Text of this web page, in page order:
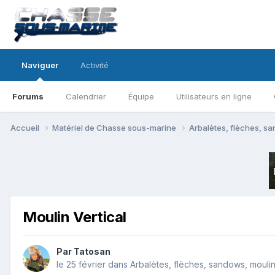
Naviguer
Forums Calendrier Équipe Utilisateurs en ligne
Activité
Accueil Matériel de Chasse sous-marine Arbalètes, flèches,
Moulin Vertical
Par Tatosan
le 25 février dans Arbalètes, flèches, sandows,